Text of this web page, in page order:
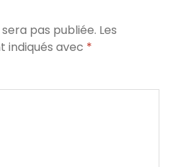
pas publiée. Les
indiqués avec *